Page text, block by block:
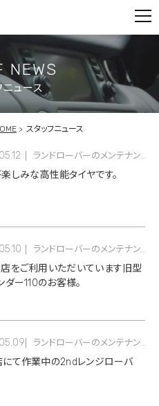
POLICY
NEWS
ニュース
スタッフニュース
ランドローバーのメンテナンス
しみな高性能タイヤです。
ランドローバーのメンテナンス
をご利用いただいています旧型
ダー110のお客様。
ランドローバーのメンテナンス
て作業中の2ndレンジローバ